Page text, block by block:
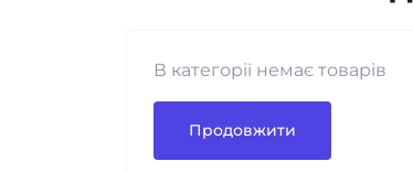
В категорії немає товарів
Продовжити